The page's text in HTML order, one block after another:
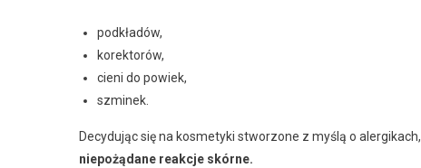
podkładów,
korektorów,
cieni do powiek,
szminek.
Decydując się na kosmetyki stworzone z myślą o alergikach,
niepożądane reakcje skórne.